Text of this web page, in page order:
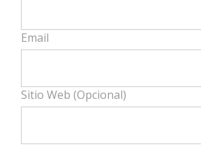
Email
Sitio Web (Opcional)